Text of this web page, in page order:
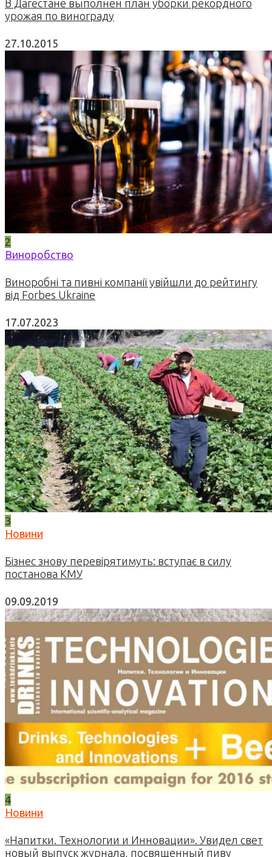
В Дагестане выполнен план уборки рекордного
урожая по винограду
27.10.2015
2
Виноробство
Виноробні та пивні компанії увійшли до рейтингу
від Forbes Ukraine
17.07.2023
3
Новини
Бізнес знову перевірятимуть: вступає в силу
постанова КМУ
09.09.2019
4
Новини
«Напитки. Технологии и Инновации». Увидел свет
новый выпуск журнала, посвященный пиву